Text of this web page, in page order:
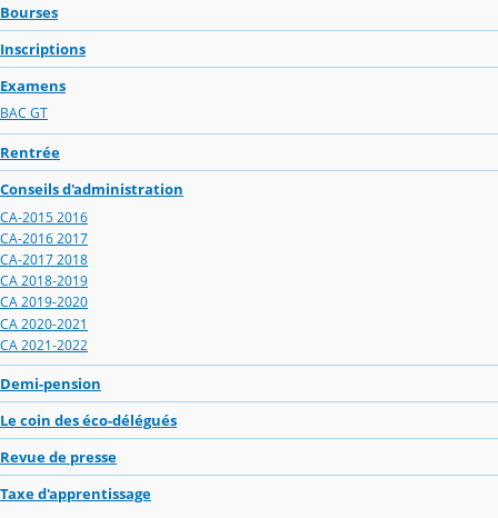
Bourses
Inscriptions
Examens
BAC GT
Rentrée
Conseils d'administration
CA-2015 2016
CA-2016 2017
CA-2017 2018
CA 2018-2019
CA 2019-2020
CA 2020-2021
CA 2021-2022
Demi-pension
Le coin des éco-délégués
Revue de presse
Taxe d'apprentissage